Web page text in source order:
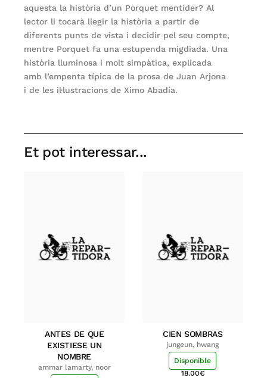
aquesta la història d’un Porquet mentider? Al
lector li tocarà llegir la història a partir de
diferents punts de vista i decidir pel seu compte,
mentre Porquet fa una estupenda migdiada. Una
història lluminosa i molt simpàtica, explicada
amb l’empenta típica de la prosa de Juan Arjona
i de les il·lustracions de Ximo Abadía.
Et pot interessar...
ANTES DE QUE
EXISTIESE UN
NOMBRE
ammar lamarty, noor
CIEN SOMBRAS
jungeun, hwang
Disponible
18.00€